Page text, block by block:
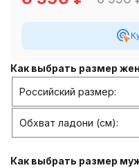
Как выбрать размер
Российский размер:
Обхват ладони (см):
Как выбрать размер